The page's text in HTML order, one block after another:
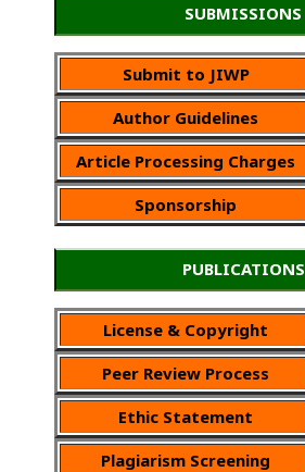
SUBMISSIONS
Submit to JIWP
Author Guidelines
Article Processing Charges
Sponsorship
PUBLICATIONS
License & Copyright
Peer Review Process
Ethic Statement
Plagiarism Screening